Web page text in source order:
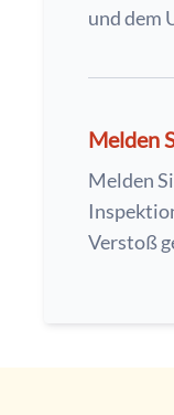
und dem
Melden
Melden
Verstoß